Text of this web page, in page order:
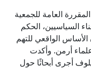
العامة للجمعية
السياسيين، الحكم
الواقعي للتهم
علماء أرمن. وأكدت
أجرى أبحاثًا حول